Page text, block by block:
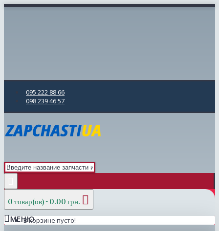
095 222 88 66
098 239 46 57
0 товар(ов) - 0.00 грн.
В корзине пусто!
МЕНЮ